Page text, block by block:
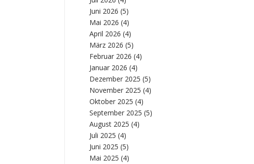
Juni 2026 (5)
Mai 2026 (4)
April 2026 (4)
März 2026 (5)
Februar 2026 (4)
Januar 2026 (4)
Dezember 2025 (5)
November 2025 (4)
Oktober 2025 (4)
September 2025 (5)
August 2025 (4)
Juli 2025 (4)
Juni 2025 (5)
Mai 2025 (4)